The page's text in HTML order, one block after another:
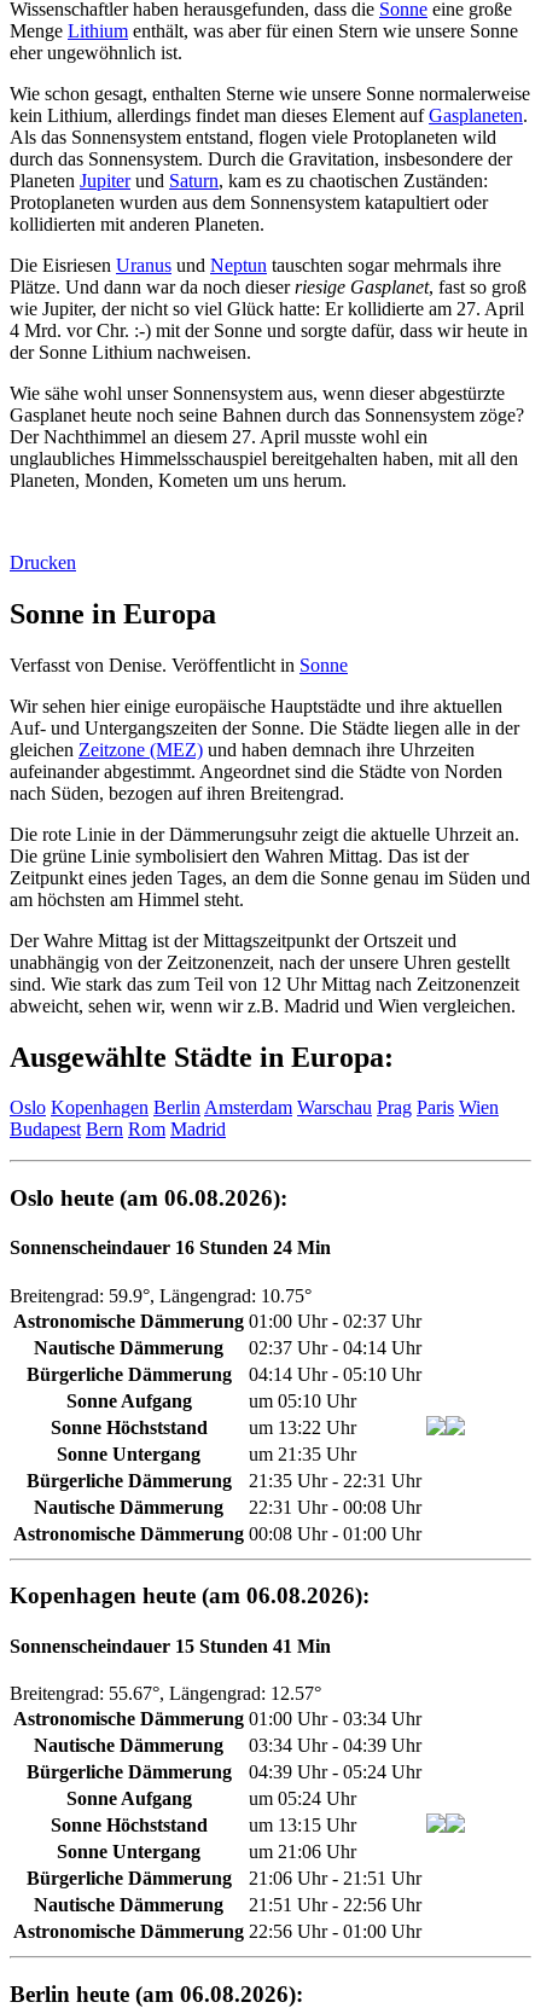
Wissenschaftler haben herausgefunden, dass die Sonne eine große
Menge Lithium enthält, was aber für einen Stern wie unsere Sonne
eher ungewöhnlich ist.
Wie schon gesagt, enthalten Sterne wie unsere Sonne normalerweise
kein Lithium, allerdings findet man dieses Element aufGasplaneten.
Als das Sonnensystem entstand, flogen viele Protoplaneten wild
durch das Sonnensystem. Durch die Gravitation, insbesondere der
Planeten Jupiterund Saturn, kam es zu chaotischen Zuständen:
Protoplaneten wurden aus dem Sonnensystem katapultiert oder
kollidierten mit anderen Planeten.
Die Eisriesen Uranus und Neptun tauschten sogar mehrmals ihre
Plätze. Und dann war da noch dieserriesige Gasplanet, fast so groß
wie Jupiter, der nicht so viel Glück hatte: Er kollidierte am 27. April
4 Mrd. vor Chr. :-) mit der Sonne und sorgte dafür, dass wir heute in
der Sonne Lithium nachweisen.
Wie sähe wohl unser Sonnensystem aus, wenn dieser abgestürzte
Gasplanet heute noch seine Bahnen durch das Sonnensystem zöge?
Der Nachthimmel an diesem 27. April musste wohl ein
unglaubliches Himmelsschauspiel bereitgehalten haben, mit all den
Planeten, Monden, Kometen um uns herum.
Drucken
Sonne in Europa
Verfasst von Denise. Veröffentlicht in Sonne
Wir sehen hier einige europäische Hauptstädte und ihre aktuellen
Auf- und Untergangszeiten der Sonne. Die Städte liegen alle in der
gleichen Zeitzone (MEZ) und haben demnach ihre Uhrzeiten
aufeinander abgestimmt. Angeordnet sind die Städte von Norden
nach Süden, bezogen auf ihren Breitengrad.
Die rote Linie in der Dämmerungsuhr zeigt die aktuelle Uhrzeit an.
Die grüne Linie symbolisiert den Wahren Mittag. Das ist der
Zeitpunkt eines jeden Tages, an dem die Sonne genau im Süden und
am höchsten am Himmel steht.
Der Wahre Mittag ist der Mittagszeitpunkt der Ortszeit und
unabhängig von der Zeitzonenzeit, nach der unsere Uhren gestellt
sind. Wie stark das zum Teil von 12 Uhr Mittag nach Zeitzonenzeit
abweicht, sehen wir, wenn wir z.B. Madrid und Wien vergleichen.
Ausgewählte Städte in Europa:
Oslo Kopenhagen BerlinAmsterdam Warschau Prag Paris Wien
Budapest Bern Rom Madrid
Oslo heute (am 06.08.2026):
Sonnenscheindauer 16 Stunden 24 Min
Breitengrad: 59.9°, Längengrad: 10.75°
Astronomische Dämmerung 01:00 Uhr - 02:37 Uhr
Nautische Dämmerung
02:37 Uhr - 04:14 Uhr
Bürgerliche Dämmerung
04:14 Uhr - 05:10 Uhr
Sonne Aufgang
um 05:10 Uhr
Sonne Höchststand
um 13:22 Uhr
Sonne Untergang
um 21:35 Uhr
Bürgerliche Dämmerung
21:35 Uhr - 22:31 Uhr
Nautische Dämmerung
22:31 Uhr - 00:08 Uhr
Astronomische Dämmerung 00:08 Uhr - 01:00 Uhr
Kopenhagen heute (am 06.08.2026):
Sonnenscheindauer 15 Stunden 41 Min
Breitengrad: 55.67°, Längengrad: 12.57°
Astronomische Dämmerung 01:00 Uhr - 03:34 Uhr
Nautische Dämmerung
03:34 Uhr - 04:39 Uhr
Bürgerliche Dämmerung
04:39 Uhr - 05:24 Uhr
Sonne Aufgang
um 05:24 Uhr
Sonne Höchststand
um 13:15 Uhr
Sonne Untergang
um 21:06 Uhr
Bürgerliche Dämmerung
21:06 Uhr - 21:51 Uhr
Nautische Dämmerung
21:51 Uhr - 22:56 Uhr
Astronomische Dämmerung 22:56 Uhr - 01:00 Uhr
Berlin heute (am 06.08.2026):